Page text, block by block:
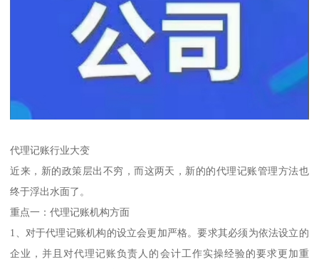
代理记账行业大变
近来，新的政策层出不穷，而这两天，新的的代理记账管理方法也
终于浮出水面了。
重点一：代理记账机构方面
1、对于代理记账机构的设立会更加严格。要求其必须为依法设立的
企业，并且对代理记账负责人的会计工作实操经验的要求更加重